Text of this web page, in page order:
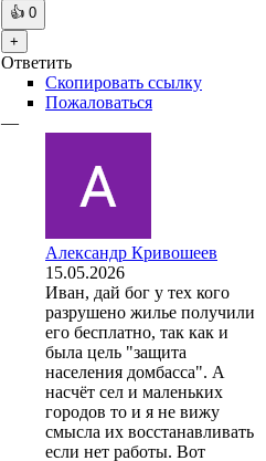
👍 0
+
Ответить
Скопировать ссылку
Пожаловаться
—
Александр Кривошеев
15.05.2026
Иван, дай бог у тех кого
разрушено жилье получили
его бесплатно, так как и
была цель "защита
населения домбасса". А
насчёт сел и маленьких
городов то и я не вижу
смысла их восстанавливать
если нет работы. Вот